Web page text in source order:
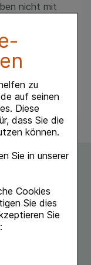
zu
auf seinen
Diese
dass Sie die
können.
Sie in unserer
Cookies
Sie dies
Sie
nicht mit
allgemein
beim